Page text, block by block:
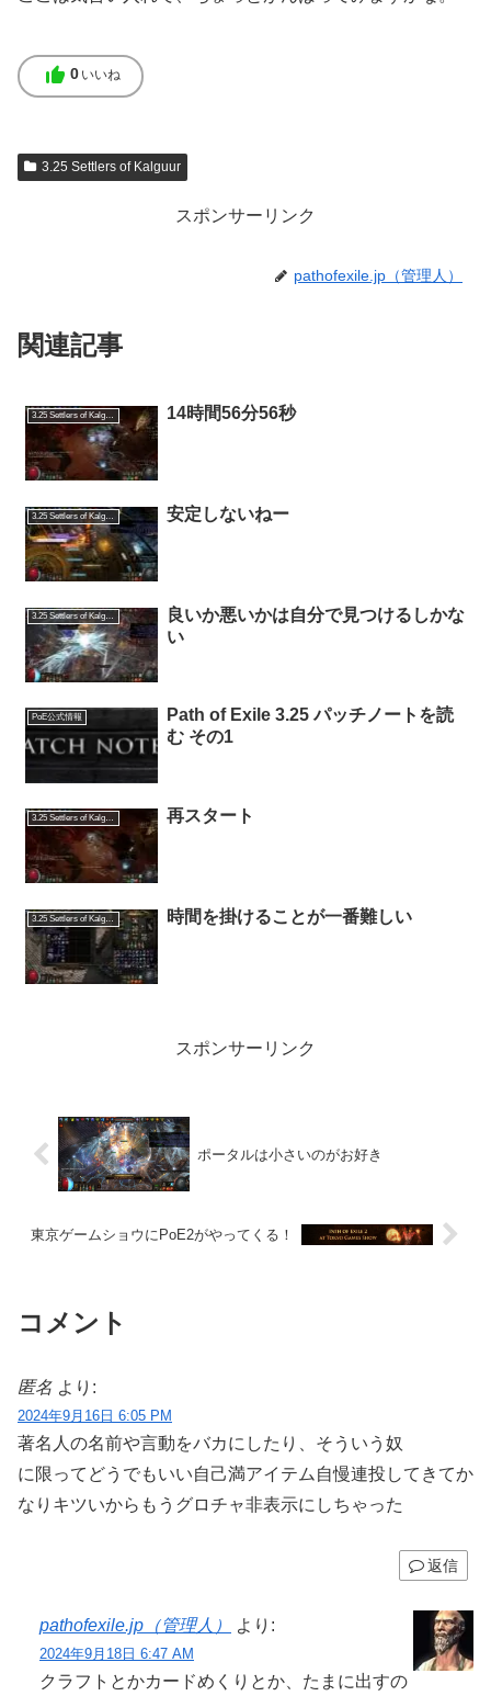
thumb_up 0 いいね
3.25 Settlers of Kalguur
スポンサーリンク
pathofexile.jp（管理人）
関連記事
3.25 Settlers of Kalguur 14時間56分56秒
3.25 Settlers of Kalguur 安定しないねー
3.25 Settlers of Kalguur
良いか悪いかは自分で見つけるしかな
い
PoE公式情報
Path of Exile 3.25 パッチノートを読
む その1
3.25 Settlers of Kalguur 再スタート
3.25 Settlers of Kalguur 時間を掛けることが一番難しい
スポンサーリンク
ポータルは小さいのがお好き
東京ゲームショウにPoE2がやってくる！
コメント
匿名 より:
2024年9月16日 6:05 PM
著名人の名前や言動をバカにしたり、そういう奴
に限ってどうでもいい自己満アイテム自慢連投してきてか
なりキツいからもうグロチャ非表示にしちゃった
返信
pathofexile.jp（管理人） より:
2024年9月18日 6:47 AM
クラフトとかカードめくりとか、たまに出すの